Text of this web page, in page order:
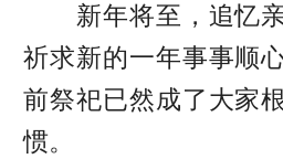
新年将至，追忆亲
祈求新的一年事事顺
前祭祀已然成了大家
惯。